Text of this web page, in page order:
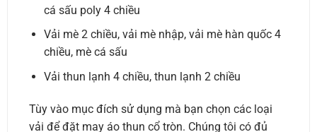
cá sấu poly 4 chiều
Vải mè 2 chiều, vải mè nhập, vải mè hàn quốc 4
chiều, mè cá sấu
Vải thun lạnh 4 chiều, thun lạnh 2 chiều
Tùy vào mục đích sử dụng mà bạn chọn các loại
vải để đặt may áo thun cổ tròn. Chúng tôi có đủ